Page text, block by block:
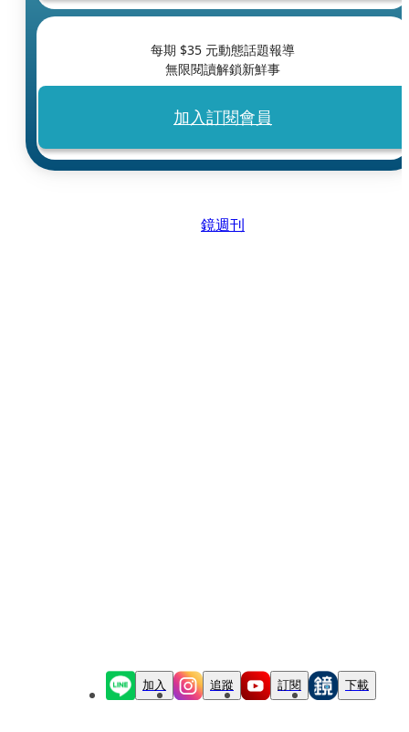
每期 $35 元動態話題報導
無限閱讀解鎖新鮮事
加入訂閱會員
鏡週刊
加入 追蹤 訂閱 下載